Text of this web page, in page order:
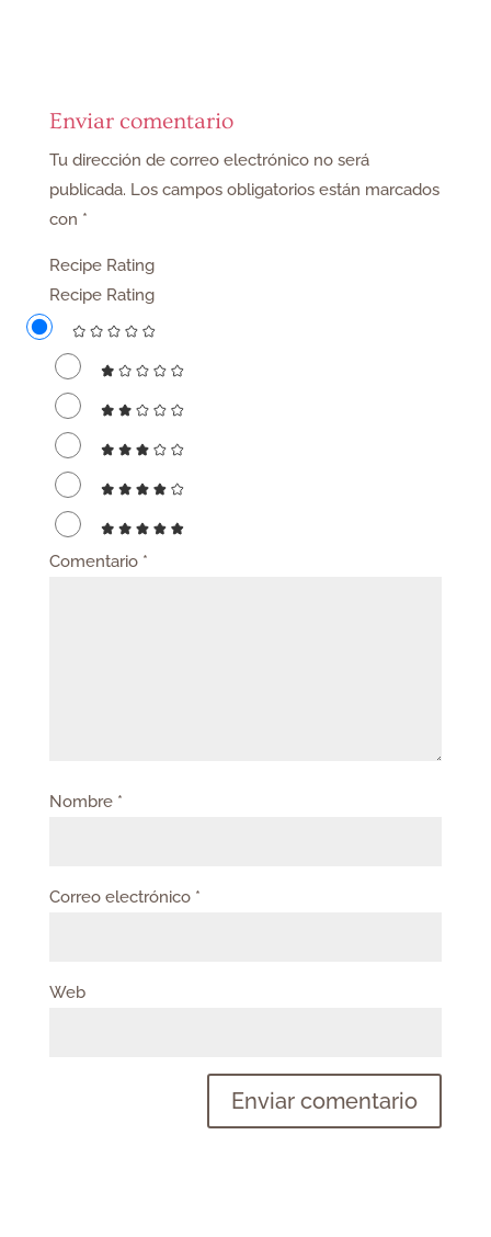
Enviar comentario
Tu dirección de correo electrónico no será
publicada. Los campos obligatorios están marcados
con *
Recipe Rating
Recipe Rating
Comentario *
Nombre *
Correo electrónico *
Web